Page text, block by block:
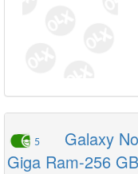
5
Galaxy
Giga Ram-256 GB